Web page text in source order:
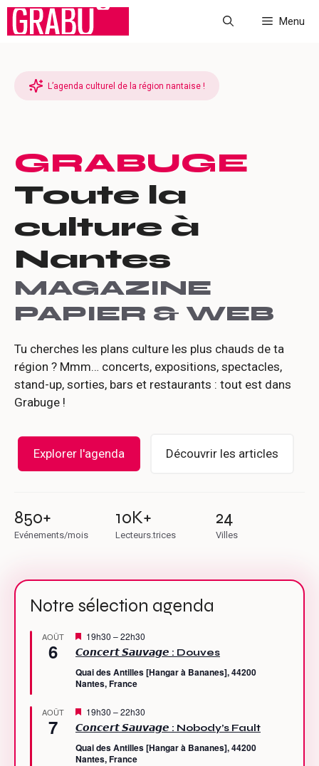
Aller
Menu
L’agenda culturel de la région nantaise !
GRABUGE
Toute la
culture à
Nantes
MAGAZINE
PAPIER & WEB
Tu cherches les plans culture les plus chauds de ta
région ? Mmm… concerts, expositions, spectacles,
stand-up, sorties, bars et restaurants : tout est dans
Grabuge !
Explorer l'agenda Découvrir les articles
850+
Evénements/mois
10K+
Lecteurs.trices
24
Villes
Notre sélection agenda
AOÛT
6
M
s
e
n
a
n
19h30 –22h30
𝘾𝙤𝙣𝙘𝙚𝙧𝙩 𝙎𝙖𝙪𝙫𝙖𝙜𝙚 : Douves
Quai des Antilles [Hangar à Bananes], 44200
Nantes, France
AOÛT
7
M
s
e
n
19h30 –22h30
𝘾𝙤𝙣𝙘𝙚𝙧𝙩 𝙎𝙖𝙪𝙫𝙖𝙜𝙚 : Nobody’s Fault
Quai des Antilles [Hangar à Bananes], 44200
Nantes, France